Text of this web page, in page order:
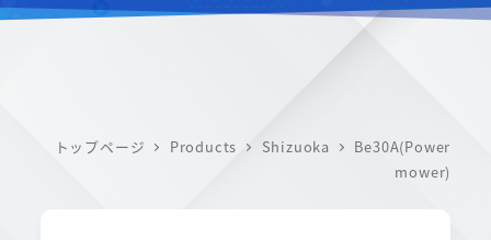
トップページ Products Shizuoka
Be30A(Power
mower)